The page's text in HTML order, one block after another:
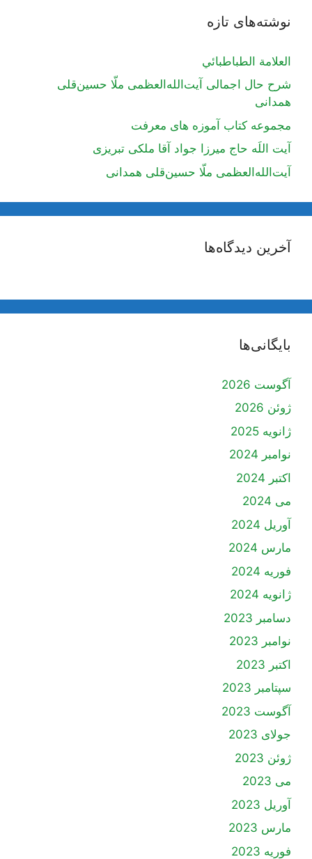
نوشته‌های تازه
العلامة الطباطبائي
شرح حال اجمالی آیت‌الله‌العظمی ملّا حسین‌قلی
همدانی
مجموعه کتاب آموزه های معرفت
آیت اللَه حاج میرزا جواد آقا ملکی تبریزی
آیت‌الله‌العظمی ملّا حسین‌قلی همدانی
آخرین دیدگاه‌ها
بایگانی‌ها
آگوست 2026
ژوئن 2026
ژانویه 2025
نوامبر 2024
اکتبر 2024
می 2024
آوریل 2024
مارس 2024
فوریه 2024
ژانویه 2024
دسامبر 2023
نوامبر 2023
اکتبر 2023
سپتامبر 2023
آگوست 2023
جولای 2023
ژوئن 2023
می 2023
آوریل 2023
مارس 2023
فوریه 2023